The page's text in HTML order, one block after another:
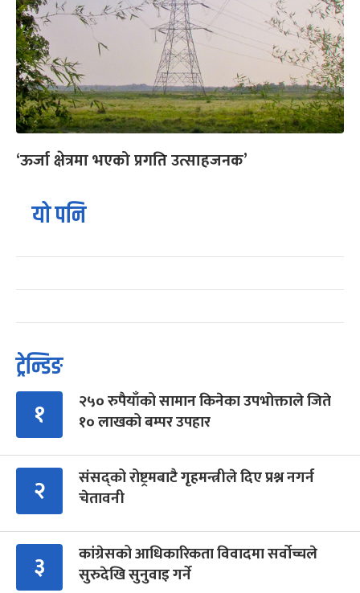
‘ऊर्जा क्षेत्रमा भएको प्रगति उत्साहजनक’
यो पनि
ट्रेन्डिङ
१
२५० रुपैयाँको सामान किनेका उपभोक्ताले जिते
१० लाखको बम्पर उपहार
२
संसद्को रोष्ट्रमबाटै गृहमन्त्रीले दिए प्रश्न नगर्न
चेतावनी
३
कांग्रेसको आधिकारिकता विवादमा सर्वोच्चले
सुरुदेखि सुनुवाइ गर्ने